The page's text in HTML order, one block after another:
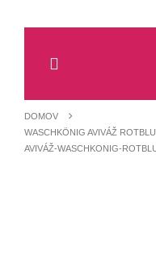
DOMOV
WASCHKÖNIG AVIVÁŽ
AVIVÁŽ-WASCHKONIG-